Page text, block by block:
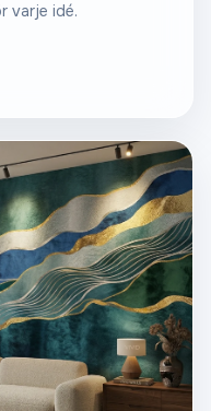
varje idé.